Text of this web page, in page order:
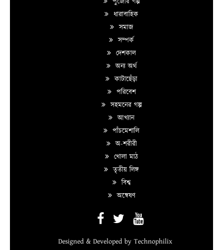
ধারাবাহিক
সমাজ
সম্পর্ক
দেশকাল
অন্য অর্থ
কাটাছেঁড়া
পরিবেশ
সহমনের গল্প
আখ্যান
পাঁচমেশালি
অ-শরীরী
খোলা মাঠ
তৃতীয় লিঙ্গ
বিশ্ব
অন্বেষণ
Designed & Developed by Technophilix